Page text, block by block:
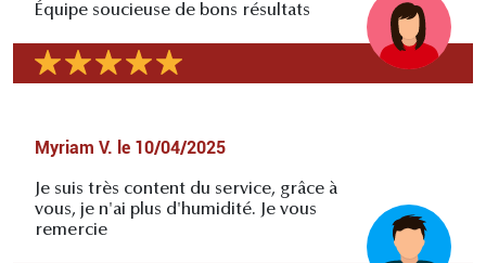
Équipe soucieuse de bons résultats
Myriam V. le 10/04/2025
Je suis très content du service, grâce à
vous, je n'ai plus d'humidité. Je vous
remercie